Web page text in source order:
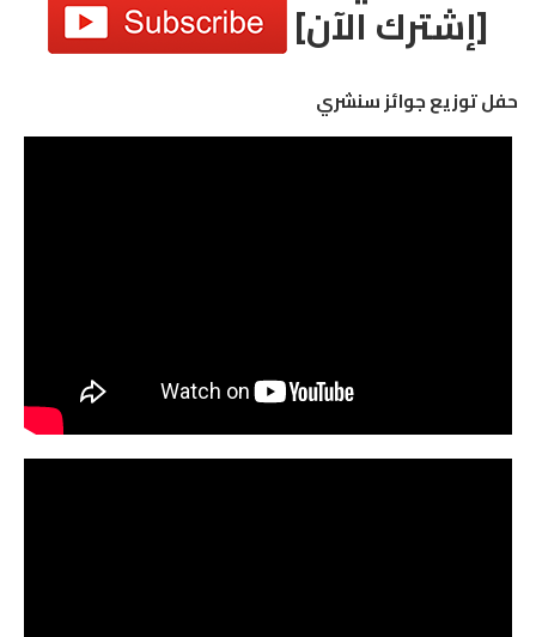
[إشترك الآن]
حفل توزيع جوائز سنشري